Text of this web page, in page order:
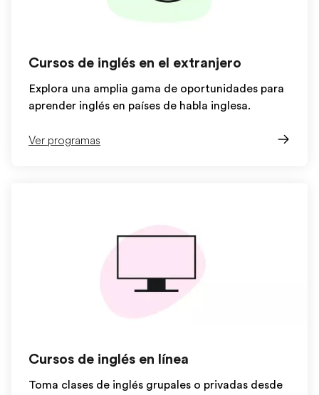
Cursos de inglés en el extranjero
Explora una amplia gama de oportunidades para
aprender inglés en países de habla inglesa.
Ver programas
Cursos de inglés en línea
Toma clases de inglés grupales o privadas desde